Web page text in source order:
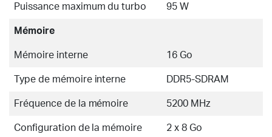
Puissance maximum du turbo 95 W
Mémoire
Mémoire interne 16 Go
Type de mémoire interne DDR5-SDRAM
Fréquence de la mémoire 5200 MHz
Configuration de la mémoire 2 x 8 Go